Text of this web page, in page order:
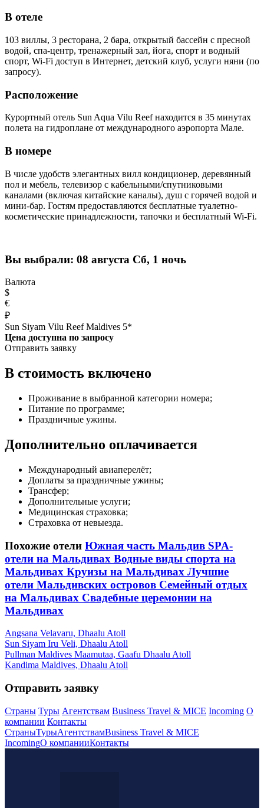
В отеле
103 виллы, 3 ресторана, 2 бара, открытый бассейн с пресной
водой, спа-центр, тренажерный зал, йога, спорт и водный
спорт, Wi-Fi доступ в Интернет, детский клуб, услуги няни (по
запросу).
Расположение
Курортный отель Sun Aqua Vilu Reef находится в 35 минутах
полета на гидроплане от международного аэропорта Мале.
В номере
В числе удобств элегантных вилл кондиционер, деревянный
пол и мебель, телевизор с кабельными/спутниковыми
каналами (включая китайские каналы), душ с горячей водой и
мини-бар. Гостям предоставляются бесплатные туалетно-
косметические принадлежности, тапочки и бесплатный Wi-Fi.
Вы выбрали: 08 августа Сб, 1 ночь
Валюта
$
€
₽
Sun Siyam Vilu Reef Maldives 5*
Цена доступна по запросу
Отправить заявку
В стоимость включено
Проживание в выбранной категории номера;
Питание по программе;
Праздничные ужины.
Дополнительно оплачивается
Международный авиаперелёт;
Доплаты за праздничные ужины;
Трансфер;
Дополнительные услуги;
Медицинская страховка;
Страховка от невыезда.
Похожие отели Южная часть Мальдив SPA-
отели на Мальдивах Водные виды спорта на
Мальдивах Круизы на Мальдивах Лучшие
отели Мальдивских островов Семейный отдых
на Мальдивах Свадебные церемонии на
Мальдивах
Angsana Velavaru, Dhaalu Atoll
Sun Siyam Iru Veli, Dhaalu Atoll
Pullman Maldives Maamutaa, Gaafu Dhaalu Atoll
Kandima Maldives, Dhaalu Atoll
Отправить заявку
Страны Туры Агентствам Business Travel & MICE Incoming О
компании Контакты
СтраныТурыАгентствамBusiness Travel & MICE
IncomingО компанииКонтакты